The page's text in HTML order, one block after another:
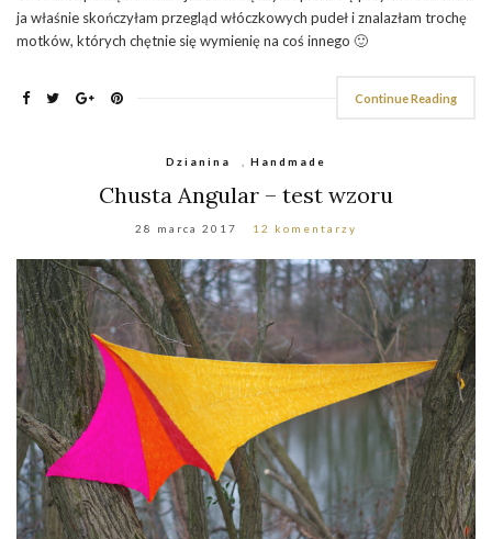
ja właśnie skończyłam przegląd włóczkowych pudeł i znalazłam trochę
motków, których chętnie się wymienię na coś innego 🙂
Continue Reading
Dzianina Handmade
Chusta Angular – test wzoru
28 marca 2017 12 komentarzy